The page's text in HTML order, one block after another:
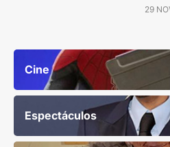
29
Cine
Espectáculos